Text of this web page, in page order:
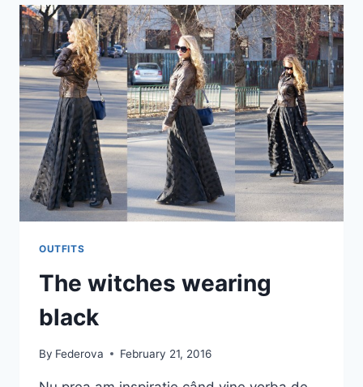
OUTFITS
The witches wearing
black
By Federova February 21, 2016